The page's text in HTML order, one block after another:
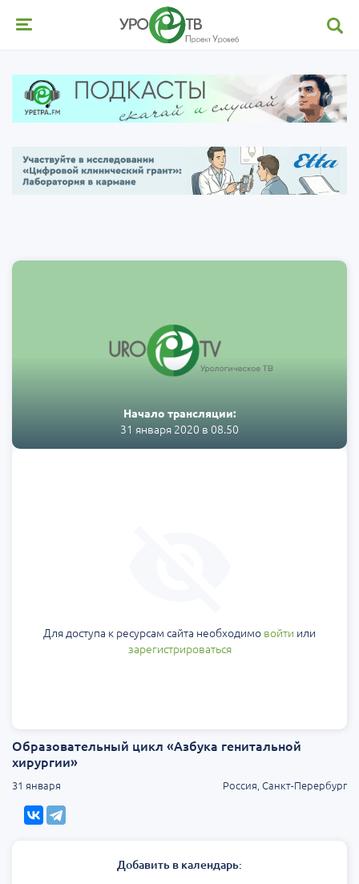
Начало трансляции:
31 января 2020 в 08.50
Для доступа к ресурсам сайта необходимо войти или
зарегистрироваться
Образовательный цикл «Азбука генитальной
хирургии»
31 января Россия, Санкт-Перербург
Добавить в календарь: